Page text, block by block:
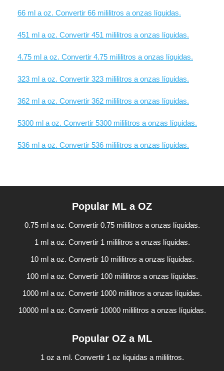
66 ml a oz. Convertir 66 mililitros a onzas líquidas.
451 ml a oz. Convertir 451 mililitros a onzas líquidas.
4.75 ml a oz. Convertir 4.75 mililitros a onzas líquidas.
323 ml a oz. Convertir 323 mililitros a onzas líquidas.
362 ml a oz. Convertir 362 mililitros a onzas líquidas.
5300 ml a oz. Convertir 5300 mililitros a onzas líquidas.
536 ml a oz. Convertir 536 mililitros a onzas líquidas.
Popular ML a OZ
0.75 ml a oz. Convertir 0.75 mililitros a onzas líquidas.
1 ml a oz. Convertir 1 mililitros a onzas líquidas.
10 ml a oz. Convertir 10 mililitros a onzas líquidas.
100 ml a oz. Convertir 100 mililitros a onzas líquidas.
1000 ml a oz. Convertir 1000 mililitros a onzas líquidas.
10000 ml a oz. Convertir 10000 mililitros a onzas líquidas.
Popular OZ a ML
1 oz a ml. Convertir 1 oz líquidas a mililitros.